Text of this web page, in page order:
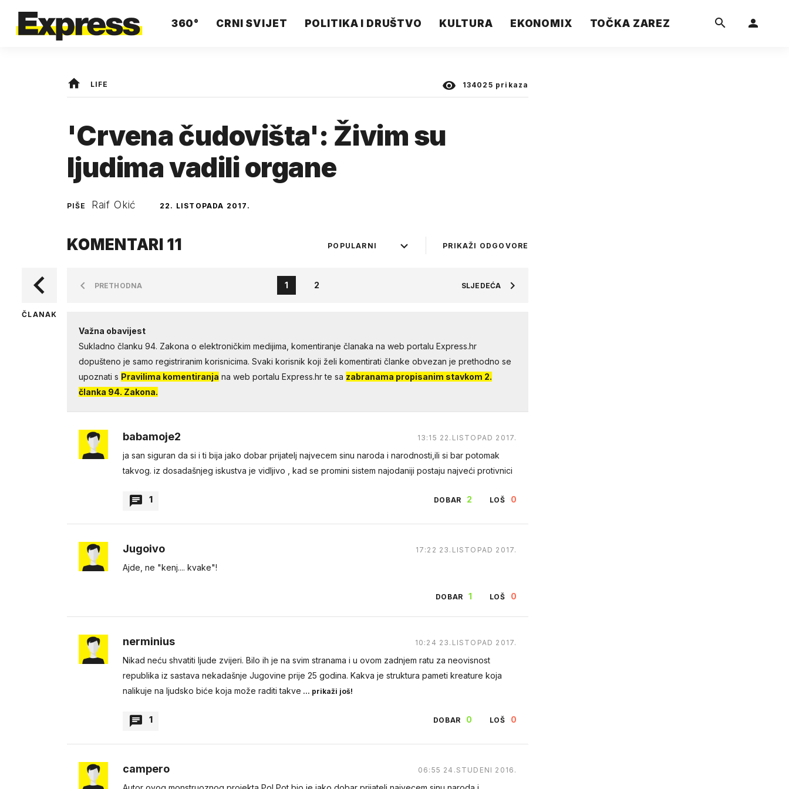
360° CRNI SVIJET POLITIKA I DRUŠTVO KULTURA EKONOMIX TOČKA ZAREZ
LIFE 134025 prikaza
'Crvena čudovišta': Živim su
ljudima vadili organe
PIŠE Raif Okić 22. LISTOPADA 2017.
ČLANAK
KOMENTARI 11 PRIKAŽI ODGOVORE
POPULARNI
PRETHODNA 1 2 SLJEDEĆA
Važna obavijest
Sukladno članku 94. Zakona o elektroničkim medijima, komentiranje članaka na web portalu Express.hr
dopušteno je samo registriranim korisnicima. Svaki korisnik koji želi komentirati članke obvezan je prethodno se
upoznati s Pravilima komentiranja na web portalu Express.hr te sa zabranama propisanim stavkom 2.
članka 94. Zakona.
babamoje2 13:15 22.LISTOPAD 2017.
ja san siguran da si i ti bija jako dobar prijatelj najvecem sinu naroda i narodnosti,ili si bar potomak
takvog. iz dosadašnjeg iskustva je vidljivo , kad se promini sistem najodaniji postaju najveći protivnici
1 DOBAR 2 LOŠ 0
nelson 10:12 23.LISTOPAD 2017.
ne bleji
DOBAR 0 LOŠ 0
Jugoivo 17:22 23.LISTOPAD 2017.
Ajde, ne "kenj.... kvake"!
DOBAR 1 LOŠ 0
nerminius 10:24 23.LISTOPAD 2017.
Nikad neću shvatiti ljude zvijeri. Bilo ih je na svim stranama i u ovom zadnjem ratu za neovisnost
republika iz sastava nekadašnje Jugovine prije 25 godina. Kakva je struktura pameti kreature koja
nalikuje na ljudsko biće koja može raditi takve ... prikaži još!
1 DOBAR 0 LOŠ 0
nerminius 10:26 23.LISTOPAD 2017.
Što se njemu (i svima sličnima) vrzmalo po glavi, kako je on sve to shvatio nikad mi neće
campero 06:55 24.STUDENI 2016.